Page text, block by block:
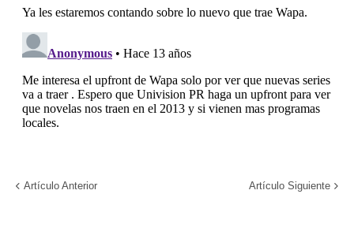
Artículo Anterior Artículo Siguiente